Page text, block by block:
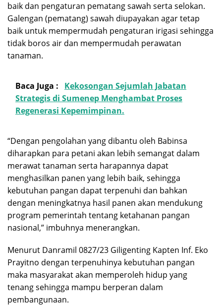
baik dan pengaturan pematang sawah serta selokan.
Galengan (pematang) sawah diupayakan agar tetap
baik untuk mempermudah pengaturan irigasi sehingga
tidak boros air dan mempermudah perawatan
tanaman.
Baca Juga :
Kekosongan Sejumlah Jabatan
Strategis di Sumenep Menghambat Proses
Regenerasi Kepemimpinan.
“Dengan pengolahan yang dibantu oleh Babinsa
diharapkan para petani akan lebih semangat dalam
merawat tanaman serta harapannya dapat
menghasilkan panen yang lebih baik, sehingga
kebutuhan pangan dapat terpenuhi dan bahkan
dengan meningkatnya hasil panen akan mendukung
program pemerintah tentang ketahanan pangan
nasional,” imbuhnya menerangkan.
Menurut Danramil 0827/23 Giligenting Kapten Inf. Eko
Prayitno dengan terpenuhinya kebutuhan pangan
maka masyarakat akan memperoleh hidup yang
tenang sehingga mampu berperan dalam
pembangunaan.